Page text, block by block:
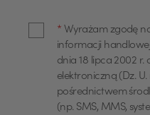
poprzez adres
pisemnie: Bank
066 Warszawa. Z
można się
dotyczących
Cele przetwarzania
profilowanie dla
w zakresie
przedstawienia
Polska Kasa Opieki
Warszawie, ul.
w celu marketingu
* Wyrażam zgodę
informacji
dnia 18 lipca 2002 r.
elektroniczną (Dz. U.
pośrednictwem
(np. SMS, MMS,